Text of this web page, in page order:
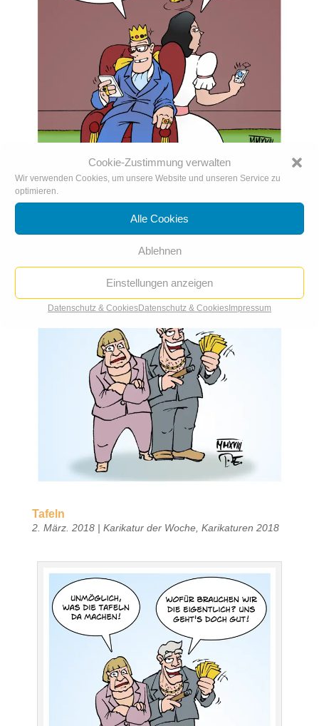
Cookie-Zustimmung verwalten
Wir verwenden Cookies, um unsere Website und unseren Service zu
optimieren.
Alle Cookies
Ablehnen
Einstellungen anzeigen
Datenschutz & CookiesDatenschutz & Cookies Impressum
Märchenhafte Groko-Besetzung:
Tweetweißchen und Hosentot
Tafeln
2. März. 2018| Karikatur der Woche, Karikaturen 2018